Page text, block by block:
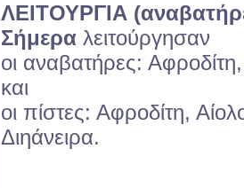
ΛΕΙΤΟΥΡΓΙΑ
Σήμερα λειτούργησαν
οι αναβατήρες:
και
οι πίστες: Αφροδίτη,
Διηάνειρα.